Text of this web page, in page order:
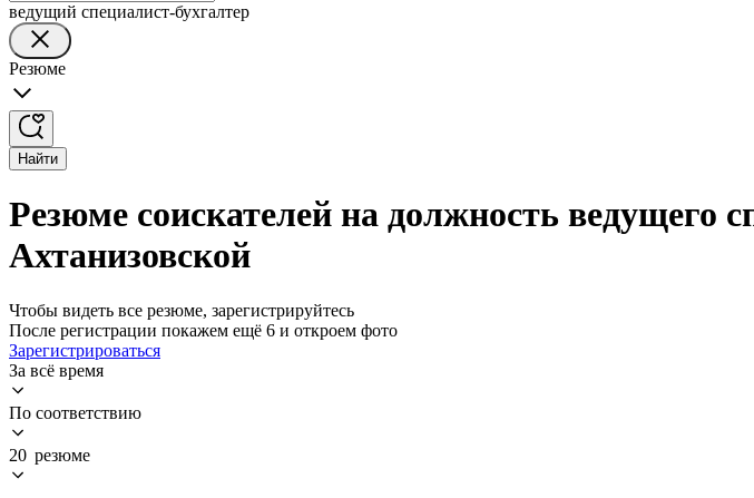
ведущий специалист-бухгалтер
Резюме
Найти
Резюме соискателей на должность ведущего
Ахтанизовской
Чтобы видеть все резюме, зарегистрируйтесь
После регистрации покажем ещё 6 и откроем фото
Зарегистрироваться
За всё время
По соответствию
20 резюме